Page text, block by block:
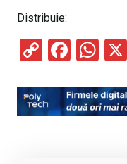
Distribuie:
C
py
Li
F
ce
b
W
at
s